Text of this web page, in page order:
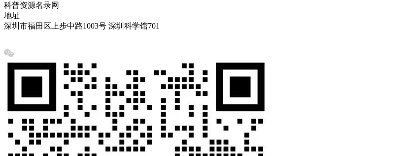
科普资源名录网
地址
深圳市福田区上步中路1003号 深圳科学馆701